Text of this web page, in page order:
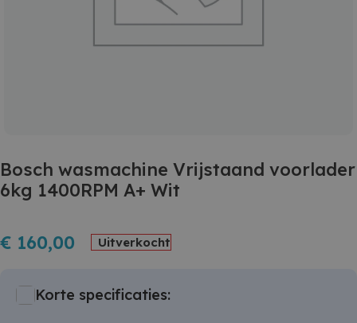
Bosch wasmachine Vrijstaand voorlader
6kg 1400RPM A+ Wit
€ 160,00 Uitverkocht
Korte specificaties: